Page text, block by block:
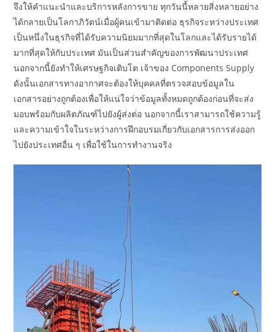
จึงให้คำแนะนำและบริการหลังการขาย ทุกวันนี้หลายสิ่งหลายอย่าง
ได้กลายเป็นโลกาภิวัตน์เมื่อผู้คนเข้ามาติดต่อ ธุรกิจระหว่างประเทศ
เป็นหนึ่งในธุรกิจที่ได้รับความนิยมมากที่สุดในโลกและได้รับรายได้
มากที่สุดให้กับประเทศ มันเป็นส่วนสำคัญของการพัฒนาประเทศ
นอกจากนี้ยังทำให้เศรษฐกิจเติบโต เจ้าของ Components Supply
ดังนั้นเอกสารทางอากาศจะต้องให้บุคคลที่ตรวจสอบข้อมูลใน
เอกสารอย่างถูกต้องเพื่อให้แน่ใจว่าข้อมูลทั้งหมดถูกต้องก่อนที่จะส่ง
มอบพร้อมกับผลิตภัณฑ์ไปยังผู้ส่งต่อ นอกจากนี้เราสามารถใช้ความรู้
และความเข้าใจในระหว่างการฝึกอบรมเกี่ยวกับเอกสารการส่งออก
ไปยังประเทศอื่น ๆ เพื่อใช้ในการทำงานจริง